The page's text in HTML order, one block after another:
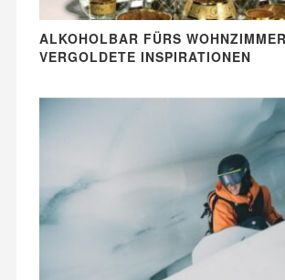
ALKOHOLBAR FÜRS
VERGOLDETE INSPIRATIONEN